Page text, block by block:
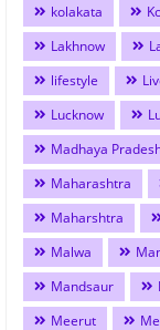
kolakata
Lakhnow
lifestyle
Lucknow
Madhaya
Maharashtra
Maharshtra
Malwa
Mandsaur
Meerut